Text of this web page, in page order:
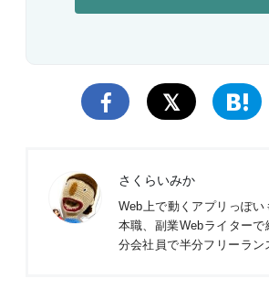
さくらいみか
Web上で動くアプリっぽ
本職、副業Webライター
分会社員で半分フリーラン